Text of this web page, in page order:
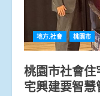
地方.社會 桃園市
桃園市社會
宅興建要智